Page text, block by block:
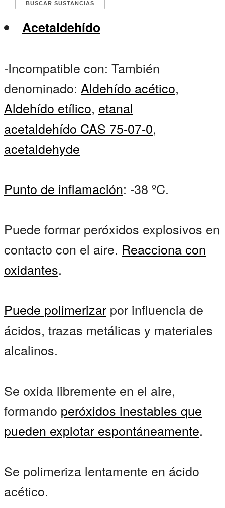
Acetaldehído
-Incompatible con: También
denominado: Aldehído acético,
Aldehído etílico, etanal
acetaldehído CAS 75-07-0,
acetaldehyde
Punto de inflamación: -38 ºC.
Puede formar peróxidos explosivos en
contacto con el aire. Reacciona con
oxidantes.
Puede polimerizar por influencia de
ácidos, trazas metálicas y materiales
alcalinos.
Se oxida libremente en el aire,
formando peróxidos inestables que
pueden explotar espontáneamente.
Se polimeriza lentamente en ácido
acético.